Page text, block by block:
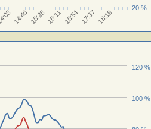
14:46 15:28 16:11 16:54 17:37 18:19
20 %
100 %
120 %